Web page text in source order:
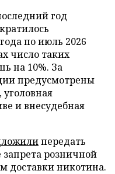
год
по июль 2026
число таких
на 10%. За
предусмотрены
и внесудебная
передать
розничной
доставки никотина.